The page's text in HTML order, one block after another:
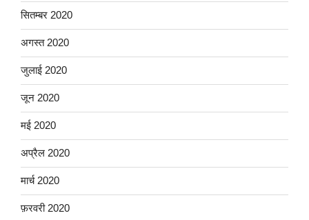
सितम्बर 2020
अगस्त 2020
जुलाई 2020
जून 2020
मई 2020
अप्रैल 2020
मार्च 2020
फ़रवरी 2020